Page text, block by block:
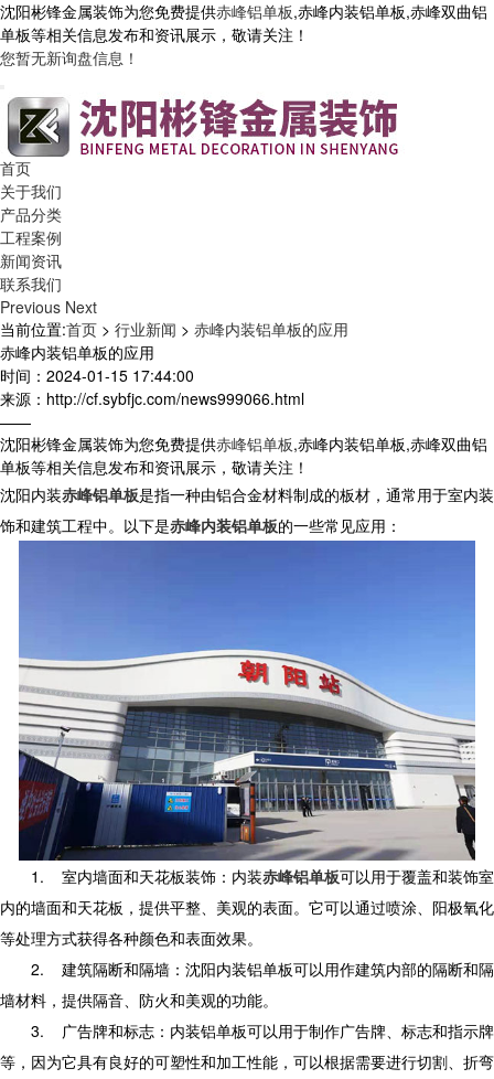
沈阳彬锋金属装饰为您免费提供赤峰铝单板,赤峰内装铝单板,赤峰双曲铝
单板等相关信息发布和资讯展示，敬请关注！
您暂无新询盘信息！
首页
关于我们
产品分类
工程案例
新闻资讯
联系我们
Previous Next
当前位置:首页 > 行业新闻 > 赤峰内装铝单板的应用
赤峰内装铝单板的应用
时间：2024-01-15 17:44:00
来源：http://cf.sybfjc.com/news999066.html
——
沈阳彬锋金属装饰为您免费提供赤峰铝单板,赤峰内装铝单板,赤峰双曲铝
单板等相关信息发布和资讯展示，敬请关注！
沈阳内装赤峰铝单板是指一种由铝合金材料制成的板材，通常用于室内装
饰和建筑工程中。以下是赤峰内装铝单板的一些常见应用：
1. 室内墙面和天花板装饰：内装赤峰铝单板可以用于覆盖和装饰室
内的墙面和天花板，提供平整、美观的表面。它可以通过喷涂、阳极氧化
等处理方式获得各种颜色和表面效果。
2. 建筑隔断和隔墙：沈阳内装铝单板可以用作建筑内部的隔断和隔
墙材料，提供隔音、防火和美观的功能。
3. 广告牌和标志：内装铝单板可以用于制作广告牌、标志和指示牌
等，因为它具有良好的可塑性和加工性能，可以根据需要进行切割、折弯